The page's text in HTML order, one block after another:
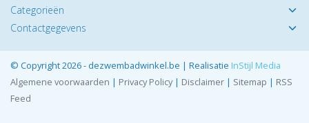
Categorieën
Contactgegevens
© Copyright 2026 - dezwembadwinkel.be | Realisatie InStijl Media
Algemene voorwaarden | Privacy Policy| Disclaimer | Sitemap | RSS
Feed